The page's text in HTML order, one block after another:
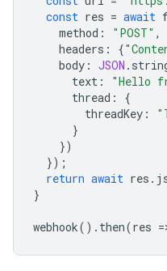
const res = await
method : "POST" ,
headers : {
body : JSON .
text : "Hello
thread :
{
threadKey :
}
})
});
return await res .
}
webhook(). then(res =